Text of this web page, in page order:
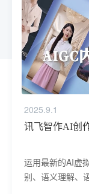
2025.9.1
讯飞智作AI创
运用最新的AI虚
别、语义理解、